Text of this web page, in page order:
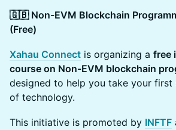
🇬🇧 Non-EVM Blockchain
(Free)
Xahau Connect is organizing a free
course on Non-EVM blockchain
designed to help you take your
of technology.
This initiative is promoted by INFTF